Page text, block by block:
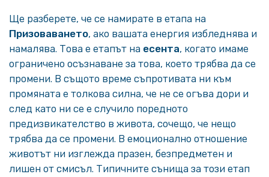
Ще разберете, че се намирате в етапа на
Призоваването, ако вашата енергия избледнява и
намалява. Това е етапът на есента, когато имаме
ограничено осъзнаване за това, което трябва да се
промени. В същото време съпротивата ни към
промяната е толкова силна, че не се огъва дори и
след като ни се е случило поредното
предизвикателство в живота, сочещо, че нещо
трябва да се промени. В емоционално отношение
животът ни изглежда празен, безпредметен и
лишен от смисъл. Типичните сънища за този етап